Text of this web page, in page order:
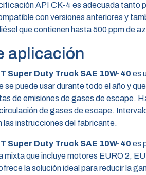
API CK-4 es adecuada tanto
con versiones anteriores y
que contienen hasta 500 ppm de
aplicación
Super Duty Truck SAE 10W-40 es
se puede usar durante todo el año y
de emisiones de gases de escape.
de gases de escape.
las instrucciones del fabricante.
Super Duty Truck SAE 10W-40 es
mixta que incluye motores EURO 2,
la solución ideal para reducir la